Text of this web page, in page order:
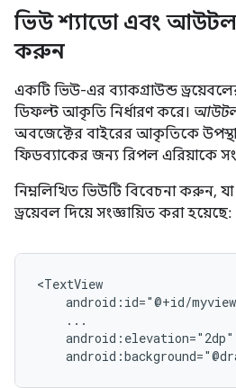
ভিউ শ্যাডো এবং
করুন
একটি ভিউ-এর ব্যাকগ্রাউন্ড
ডিফল্ট আকৃতি নির্ধারণ করে।
অবজেক্টের বাইরের আকৃতিকে
ফিডব্যাকের জন্য রিপল এরিয়াকে
নিম্নলিখিত ভিউটি বিবেচনা করুন,
ড্রয়েবল দিয়ে সংজ্ঞায়িত করা হয়েছে: